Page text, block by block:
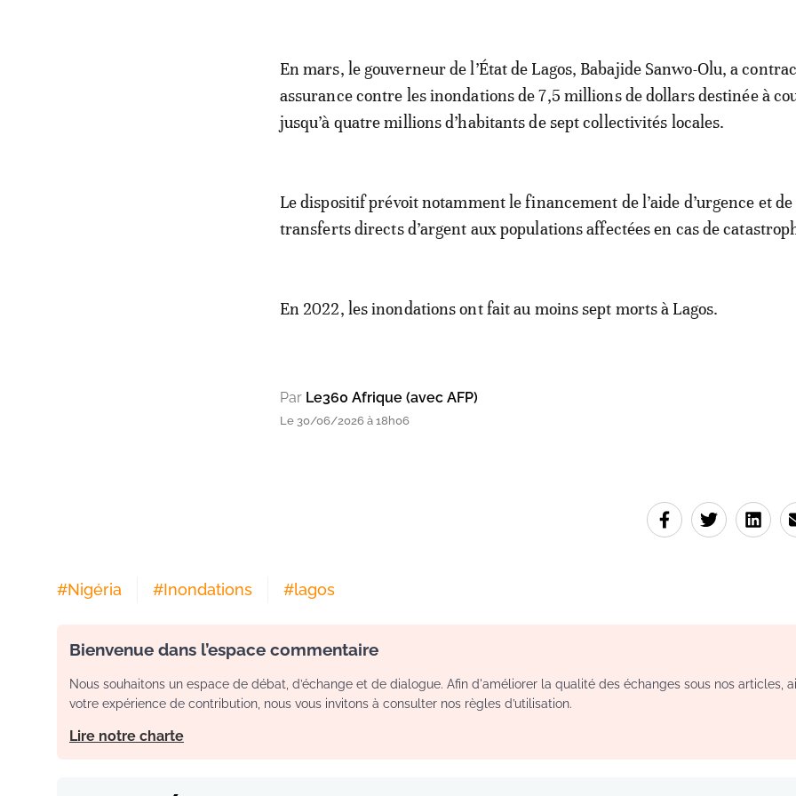
En mars, le gouverneur de l’État de Lagos, Babajide Sanwo-Olu, a
assurance contre les inondations de 7,5 millions de dollars destinée à
jusqu’à quatre millions d’habitants de sept collectivités locales.
Le dispositif prévoit notamment le financement de l’aide d’urgence et de
transferts directs d’argent aux populations affectées en cas de
En 2022, les inondations ont fait au moins sept morts à Lagos.
Par Le360 Afrique (avec AFP)
Le 30/06/2026 à 18h06
#Nigéria #Inondations #lagos
Bienvenue dans l’espace commentaire
Nous souhaitons un espace de débat, d’échange et de dialogue. Afin d'améliorer la qualité des échanges sous nos articles,
votre expérience de contribution, nous vous invitons à consulter nos règles d’utilisation.
Lire notre charte